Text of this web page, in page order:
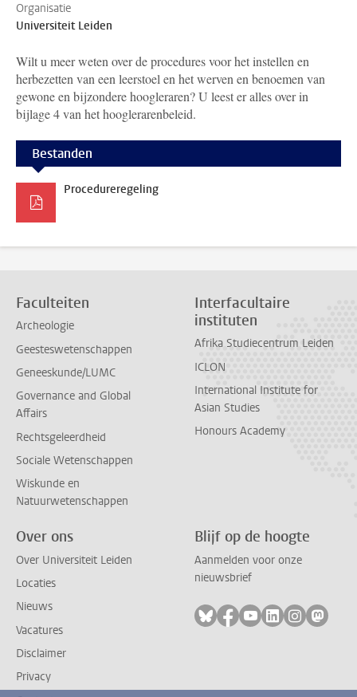
Organisatie
Universiteit Leiden
Wilt u meer weten over de procedures voor het instellen en
herbezetten van een leerstoel en het werven en benoemen van
gewone en bijzondere hoogleraren? U leest er alles over in
bijlage 4 van het hooglerarenbeleid.
Bestanden
Procedureregeling
Faculteiten
Archeologie
Geesteswetenschappen
Geneeskunde/LUMC
Governance and Global
Affairs
Rechtsgeleerdheid
Sociale Wetenschappen
Wiskunde en
Natuurwetenschappen
Interfacultaire
instituten
Afrika Studiecentrum Leiden
ICLON
International Institute for
Asian Studies
Honours Academy
Over ons
Over Universiteit Leiden
Locaties
Nieuws
Vacatures
Disclaimer
Privacy
Blijf op de hoogte
Aanmelden voor onze
nieuwsbrief
Volg ons op bluesky
Volg ons op facebook
Volg ons op
Volg ons op
Volg ons
Volg